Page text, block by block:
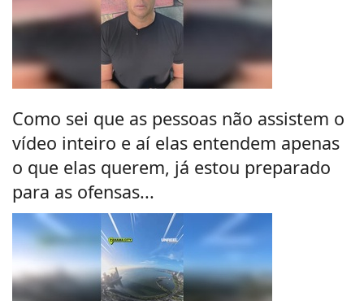
Como sei que as pessoas não assistem o
vídeo inteiro e aí elas entendem apenas
o que elas querem, já estou preparado
para as ofensas...